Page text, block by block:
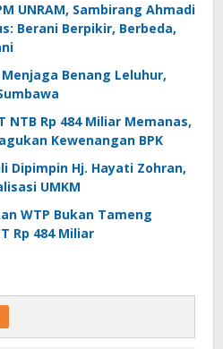
UNRAM, Sambirang Ahmadi
Berani Berpikir, Berbeda,
Benang Leluhur,
NTB Rp 484 Miliar Memanas,
Kewenangan BPK
Dipimpin Hj. Hayati Zohran,
UMKM
WTP Bukan Tameng
Rp 484 Miliar